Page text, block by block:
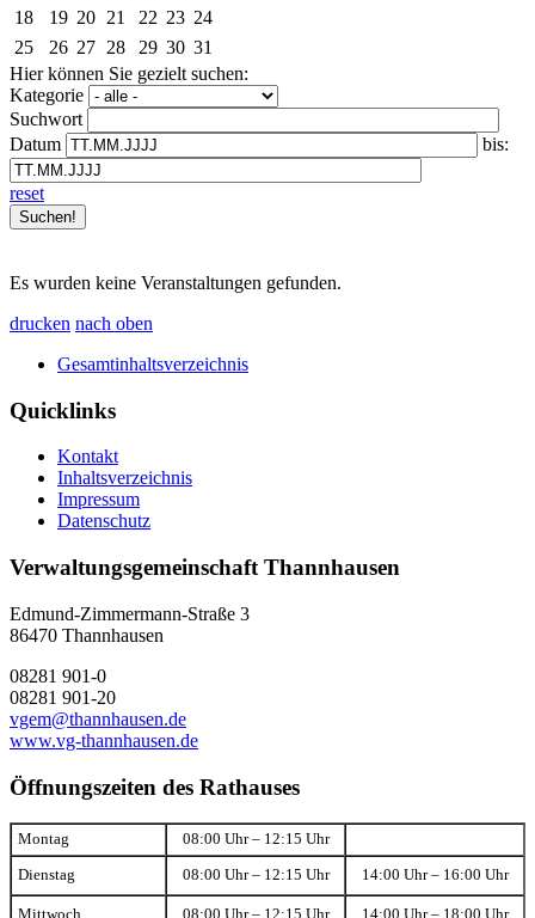
18
19 20 21 22 23 24
25
26 27 28 29 30 31
Hier können Sie gezielt suchen:
Kategorie
Suchwort
Datum
bis:
reset
Es wurden keine Veranstaltungen gefunden.
drucken nach oben
Gesamtinhaltsverzeichnis
Quicklinks
Kontakt
Inhaltsverzeichnis
Impressum
Datenschutz
Verwaltungsgemeinschaft Thannhausen
Edmund-Zimmermann-Straße 3
86470 Thannhausen
08281 901-0
08281 901-20
vgem@thannhausen.de
www.vg-thannhausen.de
Öffnungszeiten des Rathauses
Montag 08:00 Uhr – 12:15 Uhr
Dienstag 08:00 Uhr – 12:15 Uhr 14:00 Uhr – 16:00 Uhr